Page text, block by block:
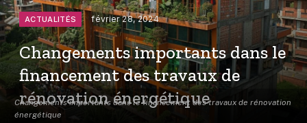
Changements importants dans le financement des travaux de rénovation
énergétique
ACTUALITÉS février 28, 2024
Changements importants dans le
financement des travaux de
rénovation énergétique